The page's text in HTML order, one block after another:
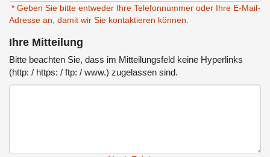
* Geben Sie bitte entweder Ihre Telefonnummer oder Ihre E-Mail-
Adresse an, damit wir Sie kontaktieren können.
Ihre Mitteilung
Bitte beachten Sie, dass im Mitteilungsfeld keine Hyperlinks
(http: / https: / ftp: / www.) zugelassen sind.